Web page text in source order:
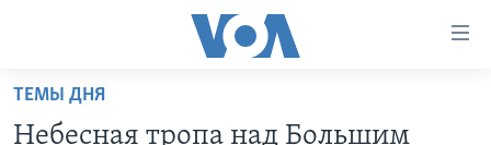
Перейти
ГЛАВНОЕ
ТЕМЫ ДНЯ
Небесная тропа над Большим